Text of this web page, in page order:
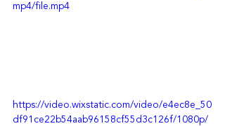
mp4/file.mp4
https://video.wixstatic.com/video/e4ec8e_50
df91ce22b54aab96158cf55d3c126f/1080p/